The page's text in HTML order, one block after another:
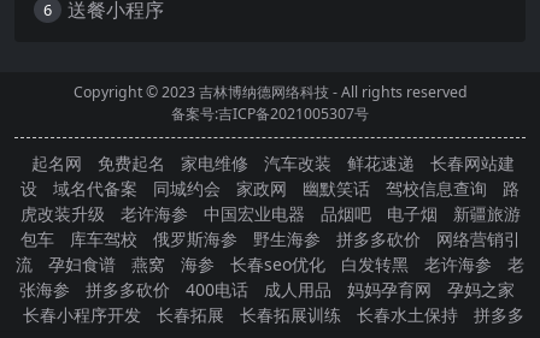
6 送餐小程序
Copyright © 2023吉林博纳德网络科技- All rights reserved
备案号:吉ICP备2021005307号
起名网 免费起名 家电维修 汽车改装 鲜花速递
长春网站建
设
域名代备案 同城约会 家政网 幽默笑话 驾校信息查询
路
虎改装升级
老许海参 中国宏业电器 品烟吧 电子烟
新疆旅游
包车
库车驾校 俄罗斯海参 野生海参 拼多多砍价
网络营销引
流
孕妇食谱 燕窝 海参 长春seo优化 白发转黑 老许海参
老
张海参
拼多多砍价 400电话 成人用品 妈妈孕育网
孕妈之家
长春小程序开发
长春拓展 长春拓展训练 长春水土保持
拼多多